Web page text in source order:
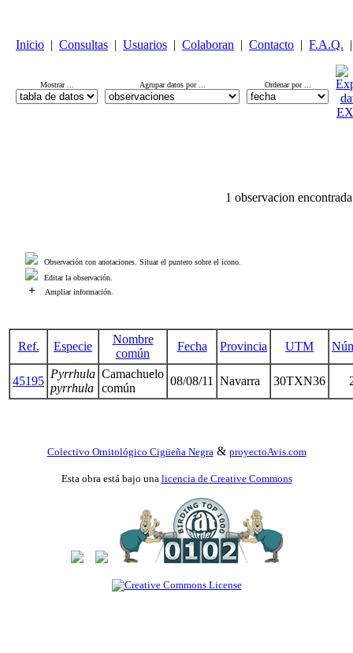
Inicio | Consultas | Usuarios | Colaboran | Contacto | F.A.Q. |
Mostrar ... Agrupar datos por ... Ordenar por ...
1 observacion
Observación con anotaciones. Situar el puntero sobre el icono.
Editar la observación.
+ Ampliar información.
Ref. Especie
Nombre
común
Fecha Provincia UTM
45195
Pyrrhula
pyrrhula
Camachuelo
común
08/08/11 Navarra 30TXN36
Colectivo Ornitológico Cigüeña Negra & proyectoAvis.com
Esta obra está bajo una licencia de Creative Commons